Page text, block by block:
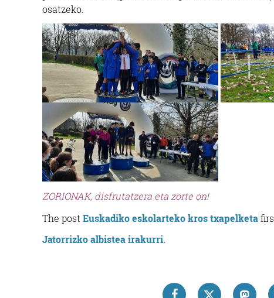
osatzeko.
ZORIONAK, disfrutatzera eta zorte on!
The post Euskadiko eskolarteko kros txapelketa
Jatorrizko albistea irakurri.